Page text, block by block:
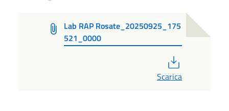
Lab RAP Rosate_20250925_175
521_0000
Scarica